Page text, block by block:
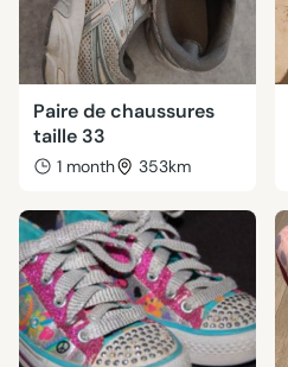
Paire de chaussures
taille 33
1 month 353km